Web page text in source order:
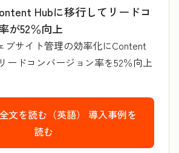
Hubに移行してリードコ
が52％向上
ブサイト管理の効率化にContent
ードコンバージョン率を52％向上
文を読む（英語） 導入事例を
読む